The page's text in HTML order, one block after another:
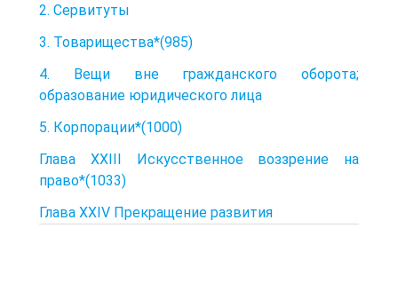
2. Сервитуты
3. Товарищества*(985)
4. Вещи вне гражданского оборота;
образование юридического лица
5. Корпорации*(1000)
Глава XXIII Искусственное воззрение на
право*(1033)
Глава XXIV Прекращение развития